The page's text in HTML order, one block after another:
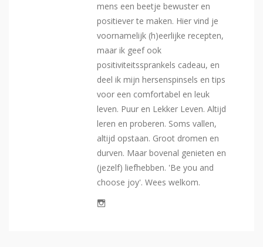
mens een beetje bewuster en
positiever te maken. Hier vind je
voornamelijk (h)eerlijke recepten,
maar ik geef ook
positiviteitssprankels cadeau, en
deel ik mijn hersenspinsels en tips
voor een comfortabel en leuk
leven. Puur en Lekker Leven. Altijd
leren en proberen. Soms vallen,
altijd opstaan. Groot dromen en
durven. Maar bovenal genieten en
(jezelf) liefhebben. 'Be you and
choose joy'. Wees welkom.